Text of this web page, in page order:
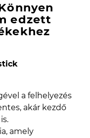
edzett
a felhelyezés
akár kezdő
amely